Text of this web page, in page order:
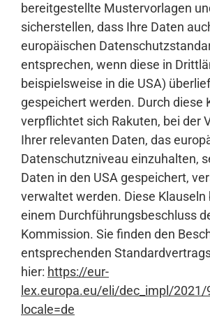
bereitgestellte Mustervorlagen
sicherstellen, dass Ihre Daten
europäischen
entsprechen, wenn diese in
beispielsweise in die USA)
gespeichert werden. Durch diese
verpflichtet sich Rakuten, bei der
Ihrer relevanten Daten, das
Datenschutzniveau einzuhalten,
Daten in den USA gespeichert,
verwaltet werden. Diese Klauseln
einem Durchführungsbeschluss
Kommission. Sie finden den
entsprechenden
hier: https://eur-
lex.europa.eu/eli/dec_impl/2021/
locale=de